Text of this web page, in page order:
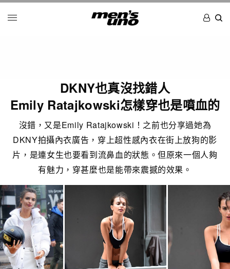
DKNY也真沒找錯人
Emily Ratajkowski怎樣穿也是噴血的
沒錯，又是Emily Ratajkowski！之前也分享過她為
DKNY拍攝內衣廣告，穿上超性感內衣在街上放狗的影
片，是連女生也要看到流鼻血的狀態。但原來一個人夠
有魅力，穿甚麼也是能帶來震撼的效果。